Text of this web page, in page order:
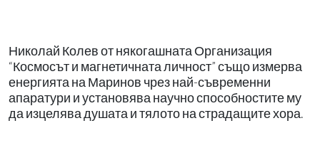
Николай Колев от някогашната Организация
“Космосът и магнетичната личност” също измерва
енергията на Маринов чрез най-съвременни
апаратури и установява научно способностите му
да изцелява душата и тялото на страдащите хора.